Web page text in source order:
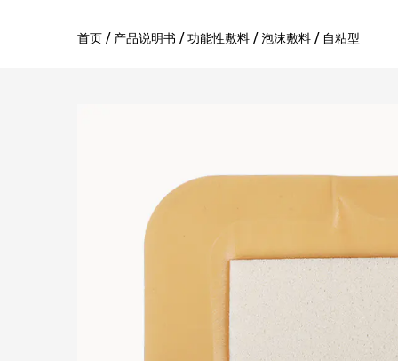
首页 / 产品说明书 /功能性敷料 /泡沫敷料 / 自粘型